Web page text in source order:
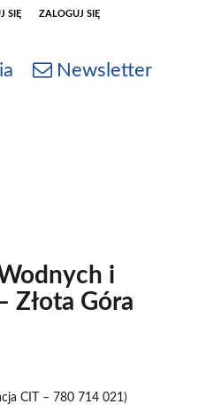
SIĘ ZALOGUJ SIĘ
0,00
Newsletter
i
Złota Góra
CIT – 780 714 021)